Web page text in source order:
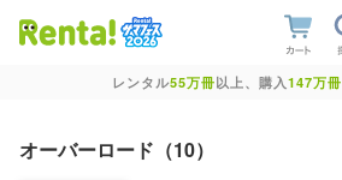
レンタル55万冊以上、購入147万冊
オーバーロード（10）